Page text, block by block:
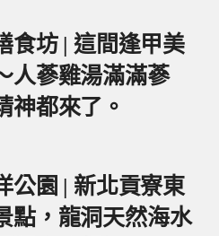
食坊 | 這間逢甲美
人蔘雞湯滿滿蔘
神都來了。
公園 | 新北貢寮東
點，龍洞天然海水